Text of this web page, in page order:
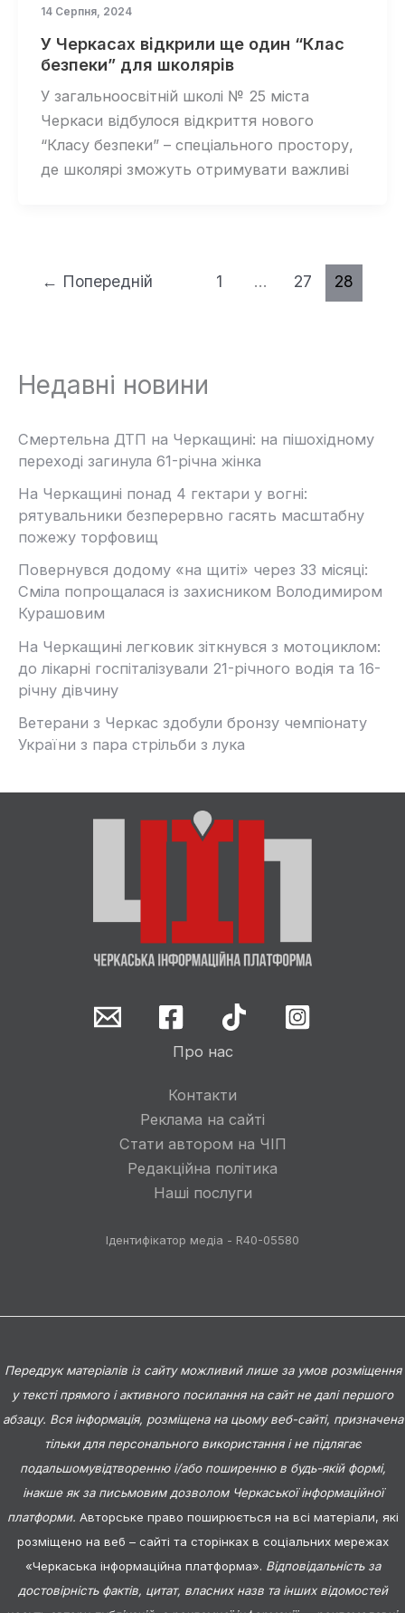
14 Серпня, 2024
У Черкасах відкрили ще один “Клас
безпеки” для школярів
У загальноосвітній школі № 25 міста
Черкаси відбулося відкриття нового
“Класу безпеки” – спеціального простору,
де школярі зможуть отримувати важливі
← Попередній 1 … 27 28
Недавні новини
Смертельна ДТП на Черкащині: на пішохідному
переході загинула 61-річна жінка
На Черкащині понад 4 гектари у вогні:
рятувальники безперервно гасять масштабну
пожежу торфовищ
Повернувся додому «на щиті» через 33 місяці:
Сміла попрощалася із захисником Володимиром
Курашовим
На Черкащині легковик зіткнувся з мотоциклом:
до лікарні госпіталізували 21-річного водія та 16-
річну дівчину
Ветерани з Черкас здобули бронзу чемпіонату
України з пара стрільби з лука
Про нас
Контакти
Реклама на сайті
Стати автором на ЧІП
Редакційна політика
Наші послуги
Ідентифікатор медіа - R40-05580
Передрук матеріалів із сайту можливий лише за умов розміщення
у тексті прямого і активного посилання на сайт не далі першого
абзацу. Вся інформація, розміщена на цьому веб-сайті, призначена
тільки для персонального використання і не підлягає
подальшомувідтворенню і/або поширенню в будь-якій формі,
інакше як за письмовим дозволом Черкаської інформаційної
платформи. Авторське право поширюється на всі матеріали, які
розміщено на веб – сайті та сторінках в соціальних мережах
«Черкаська інформаційна платформа». Відповідальність за
достовірність фактів, цитат, власних назв та інших відомостей